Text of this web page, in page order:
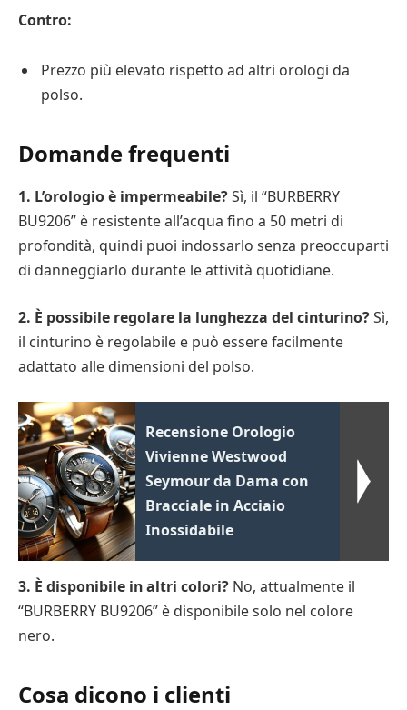
Contro:
Prezzo più elevato rispetto ad altri orologi da
polso.
Domande frequenti
1. L’orologio è impermeabile?Sì, il “BURBERRY
BU9206” è resistente all’acqua fino a 50 metri di
profondità, quindi puoi indossarlo senza preoccuparti
di danneggiarlo durante le attività quotidiane.
2. È possibile regolare la lunghezza del cinturino?Sì,
il cinturino è regolabile e può essere facilmente
adattato alle dimensioni del polso.
Recensione Orologio
Vivienne Westwood
Seymour da Dama con
Bracciale in Acciaio
Inossidabile
3. È disponibile in altri colori? No, attualmente il
“BURBERRY BU9206” è disponibile solo nel colore
nero.
Cosa dicono i clienti